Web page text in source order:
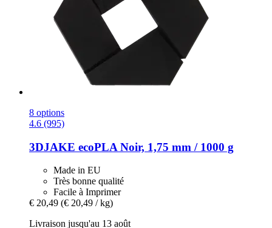
8 options
4.6 (995)
3DJAKE ecoPLA Noir, 1,75 mm / 1000 g
Made in EU
Très bonne qualité
Facile à Imprimer
€ 20,49 (€ 20,49 / kg)
Livraison jusqu'au 13 août